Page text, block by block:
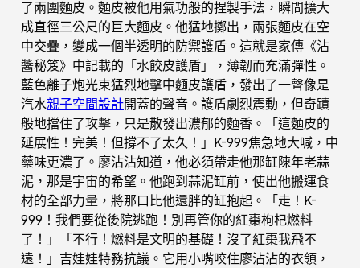
了兩團麵皮。麵皮被他用氣功般的捏製手法，瞬間擴大
成直徑三公尺的巨大麵皮。他猛地擲出，兩張麵皮在空
中交疊，變成一個半透明的防禦護盾。這就是家傳《沾
醬秘笈》中記載的「水餃皮護盾」，薄韌而充滿彈性。
藍色離子炮光束猛烈地擊中麵皮護盾，發出了一聲像是
汽水親子空間設計開蓋的聲音。護盾劇烈震動，但奇蹟
般地擋住了攻擊，只是散發出濃郁的麵香。「這麵皮的
延展性！完美！但撐不了太久！」K-999焦急地大喊，中
藥味更濃了。廖沾沾知道，他必須帶走他那缸陳年老蒜
泥，那是宇宙的希望。他跑到蒜泥缸前，使出他搬運食
材的全部力量，將那口比他還胖的缸抱起。「走！K-
999！我們要從後院逃跑！別再管你的紅棗枸杞燃料
了！」「不行！燃料是文明的基礎！沒了紅棗我飛不
遠！」吉娃娃特務抗議。它用小嘴咬住廖沾沾的衣領，